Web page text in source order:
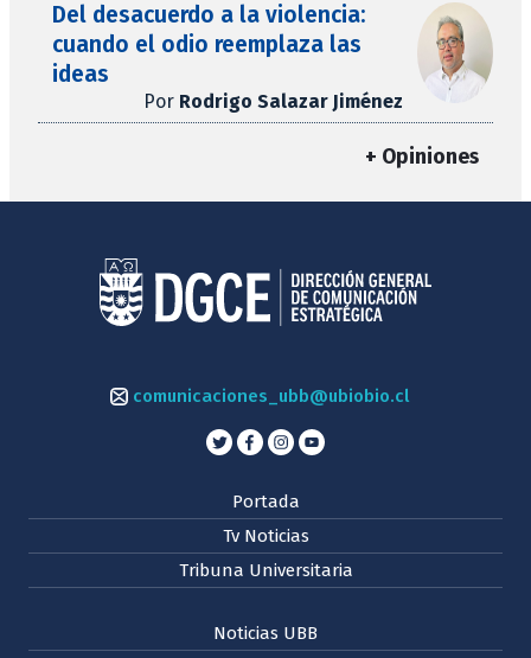
Del desacuerdo a la violencia:
cuando el odio reemplaza las
ideas
Por Rodrigo Salazar Jiménez
+ Opiniones
comunicaciones_ubb@ubiobio.cl
Portada
Tv Noticias
Tribuna Universitaria
Noticias UBB